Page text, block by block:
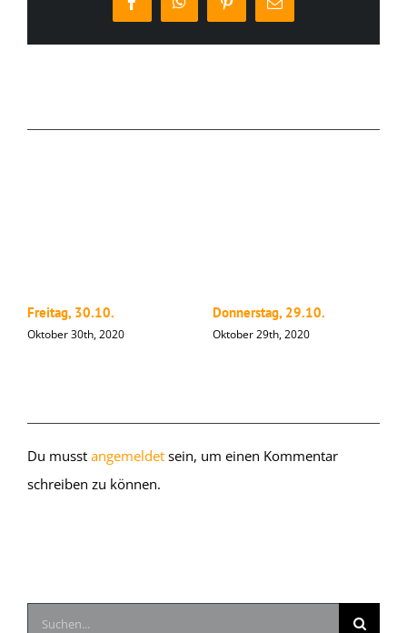
FacebookWhatsAppPinterest
E-
Mail
Freitag, 30.10.
Oktober 30th, 2020
Donnerstag, 29.10.
Oktober 29th, 2020
Du musst angemeldet sein, um einen Kommentar
schreiben zu können.
Suche